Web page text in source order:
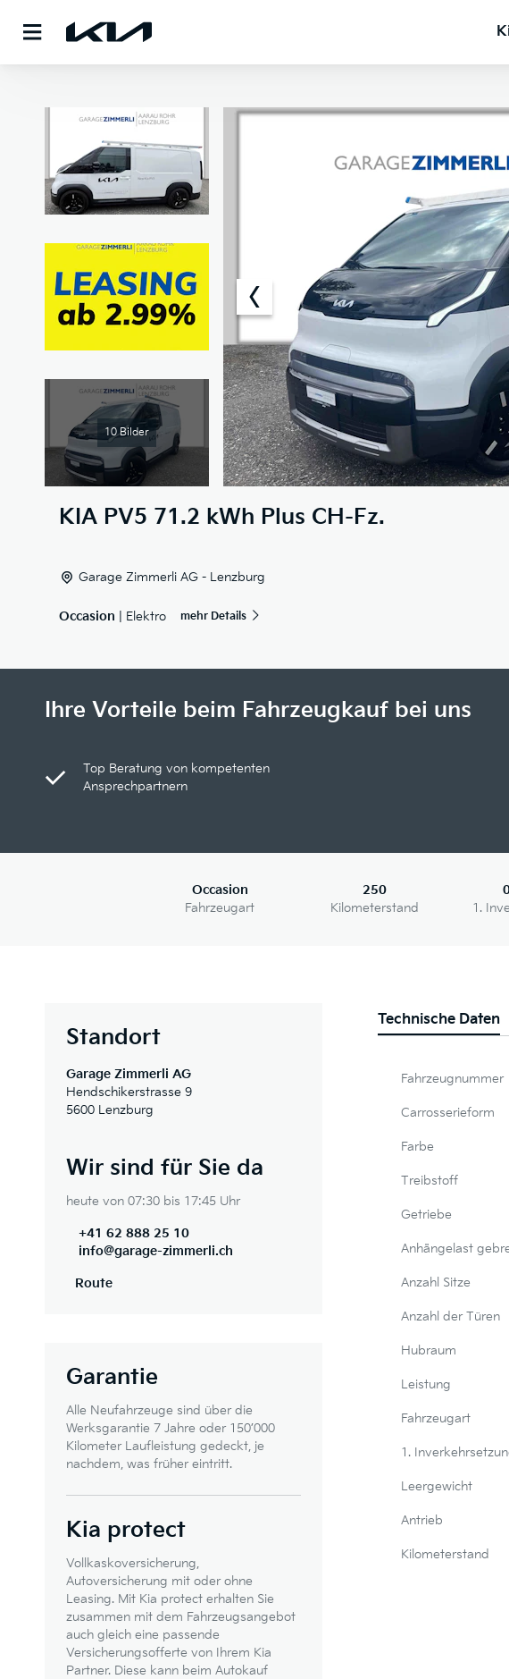
10 Bilder
KIA PV5 71.2 kWh Plus CH-Fz.
Garage Zimmerli AG - Lenzburg
Occasion | Elektro mehr Details
Ihre Vorteile beim Fahrzeugkauf bei uns
Top Beratung von kompetenten
Ansprechpartnern
Occasion
Fahrzeugart
250
Kilometerstand
1.
Technische Daten
Fahrzeugnummer
Carrosserieform
Farbe
Treibstoff
Getriebe
Anhängelast
Anzahl Sitze
Anzahl der Türen
Hubraum
Leistung
Fahrzeugart
1.
Leergewicht
Antrieb
Kilometerstand
Standort
Garage Zimmerli AG
Hendschikerstrasse 9
5600 Lenzburg
Wir sind für Sie da
heute von 07:30 bis 17:45 Uhr
+41 62 888 25 10
info@garage-zimmerli.ch
Route
Garantie
Alle Neufahrzeuge sind über die
Werksgarantie 7 Jahre oder 150’000
Kilometer Laufleistung gedeckt, je
nachdem, was früher eintritt.
Kia protect
Vollkaskoversicherung,
Autoversicherung mit oder ohne
Leasing. Mit Kia protect erhalten Sie
zusammen mit dem Fahrzeugsangebot
auch gleich eine passende
Versicherungsofferte von Ihrem Kia
Partner. Diese kann beim Autokauf